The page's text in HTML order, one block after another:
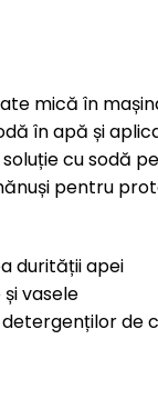
mică în
în apă și
cu sodă
pentru
durității apei
vasele
de